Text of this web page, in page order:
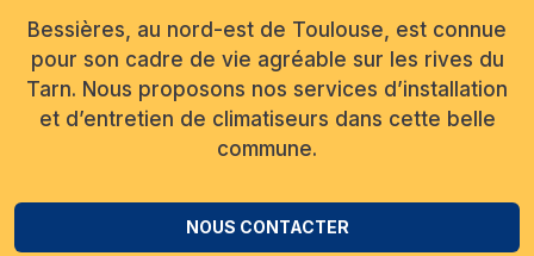
Bessières, au nord-est de Toulouse, est connue
pour son cadre de vie agréable sur les rives du
Tarn. Nous proposons nos services d’installation
et d’entretien de climatiseurs dans cette belle
commune.
NOUS CONTACTER